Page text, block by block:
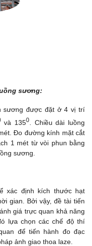
sương:
sương được đặt ở 4 vị trí
và 1350
. Chiều dài luồng
Đo đường kính mặt cắt
1 mét từ vòi phun bằng
sương.
xác định kích thước hạt
gian. Bởi vậy, đề tài tiến
giá trực quan khả năng
lựa chọn các chế độ thí
để tiến hành đo đạc
ảnh giao thoa laze.